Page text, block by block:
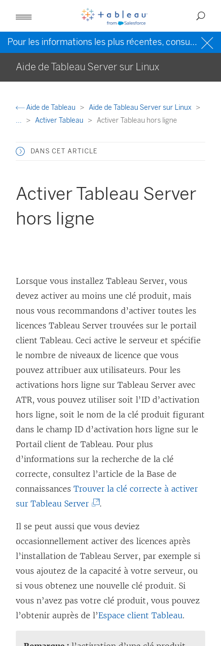
Pour les informations les plus récentes, consultez l’
Aide de Tableau Server sur Linux
Aide de Tableau
Aide de Tableau Server sur Linux
...
Activer Tableau Activer Tableau hors ligne
DANS CET ARTICLE
Activer Tableau Server
hors ligne
Lorsque vous installez Tableau Server, vous
devez activer au moins une clé produit, mais
nous vous recommandons d’activer toutes les
licences Tableau Server trouvées sur le portail
client Tableau. Ceci active le serveur et spécifie
le nombre de niveaux de licence que vous
pouvez attribuer aux utilisateurs. Pour les
activations hors ligne sur Tableau Server avec
ATR, vous pouvez utiliser soit l’ID d’activation
hors ligne, soit le nom de la clé produit figurant
dans le champ ID d’activation hors ligne sur le
Portail client de Tableau. Pour plus
d’informations sur la recherche de la clé
correcte, consultez l’article de la Base de
connaissances Trouver la clé correcte à activer
sur Tableau Server(
e
i
e
n
s
’
.
Il se peut aussi que vous deviez
occasionnellement activer des licences après
l’installation de Tableau Server, par exemple si
vous ajoutez de la capacité à votre serveur, ou
si vous obtenez une nouvelle clé produit. Si
vous n’avez pas votre clé produit, vous pouvez
l’obtenir auprès de l’Espace client Tableau.